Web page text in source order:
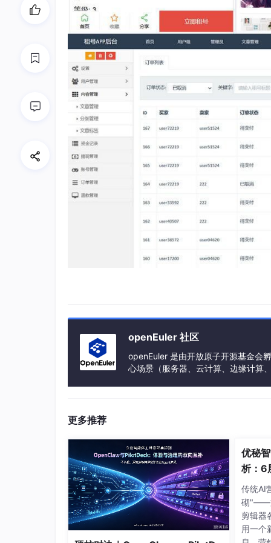
openEuler 社区
openEuler 是由开放原子开源基金会
心场景（服务器、云计算、边缘计算
更多推荐
优秘
析：6
盘的
传统AI
砌"——
剪辑器
用一个